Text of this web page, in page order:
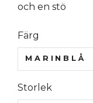
och en stö
Färg
MARINBLÅ
Storlek